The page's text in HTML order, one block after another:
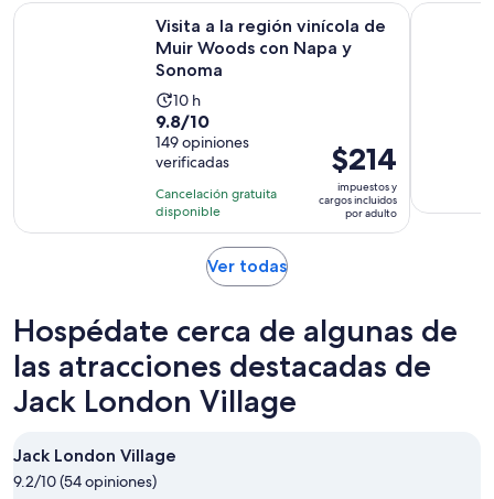
Visita a la región vinícola de
Muir Woods con Napa y
Sonoma
La
actividad
dura
10
horas
10 h
9.8
de
10
con
149
opiniones
9.8/10
149 opiniones
verificadas
Cancelación gratuita
disponible
El
precio
es
de
$214
impuestos y
cargos incluidos
por adulto
Visita a la región vinícola de Muir Woods con Napa y8 horas -
Ver todasSe
una
nueva
pestaña
Hospédate cerca de algunas de
las atracciones destacadas de
Jack London Village
Jack London Village
9.2/10 (54 opiniones)